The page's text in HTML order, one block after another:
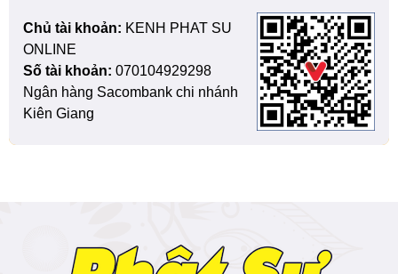
Chủ tài khoản: KENH PHAT SU
ONLINE
Số tài khoản: 070104929298
Ngân hàng Sacombank chi nhánh
Kiên Giang